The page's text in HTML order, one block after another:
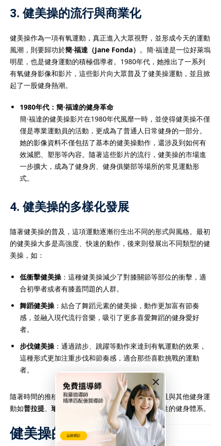
×
3.健美操的流行與商業化
健美操作為一項有氧運動，真正進入大眾視野，並形成今天的運動
風潮，則要歸功於簡·福達（Jane Fonda） 。簡·福達是一位好萊塢
明星，也是健身運動的積極倡導者。1980年代，她推出了一系列
有氧健身影像和影片，這些影片向大眾普及了健美操運動，並且掀
起了一股健身熱潮。
1980年代：簡·福達的健身革命
簡·福達的健美操影片在1980年代風靡一時，並使得健美操不僅
僅是專業運動員的活動，更成為了普通人日常健身的一部分。
她的影像資料不僅包括了基本的健美操動作，還涉及到如何有
效減肥、塑形等內容。隨著這些影片的流行，健美操的市場進
一步擴大，成為了健身房、健身俱樂部等場所的常見運動形
式。
4.健美操的多樣化發展
隨著健美操的普及，這項運動逐漸衍生出不同的形式與風格。最初
的健美操大多是高強度、快速的動作，後來則發展出不同類型的健
美操，如：
低衝擊健美操 ：這種健美操減少了對膝關節等部位的衝擊，適
合初學者或者有膝蓋問題的人群。
舞蹈健美操 ：結合了舞蹈元素的健美操，動作更加富有節奏
感，並融入現代流行音樂，吸引了更多喜愛舞蹈的健身愛好
者。
步伐健美操 ：通過踏步、跳躍等動作來達到有氧運動的效果，
這種形式更加注重步伐和節奏感，適合那些喜歡挑戰的運動
者。
隨著時間的推移，健美操的形式越來越多樣化，並且與其他健身運
動如普拉提、 瑜伽 等相結合，形成了今天更加綜合性的健身體系。
健美操的現代化與全球化